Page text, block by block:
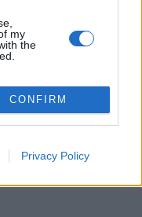
my
the
CONFIRM
Privacy Policy